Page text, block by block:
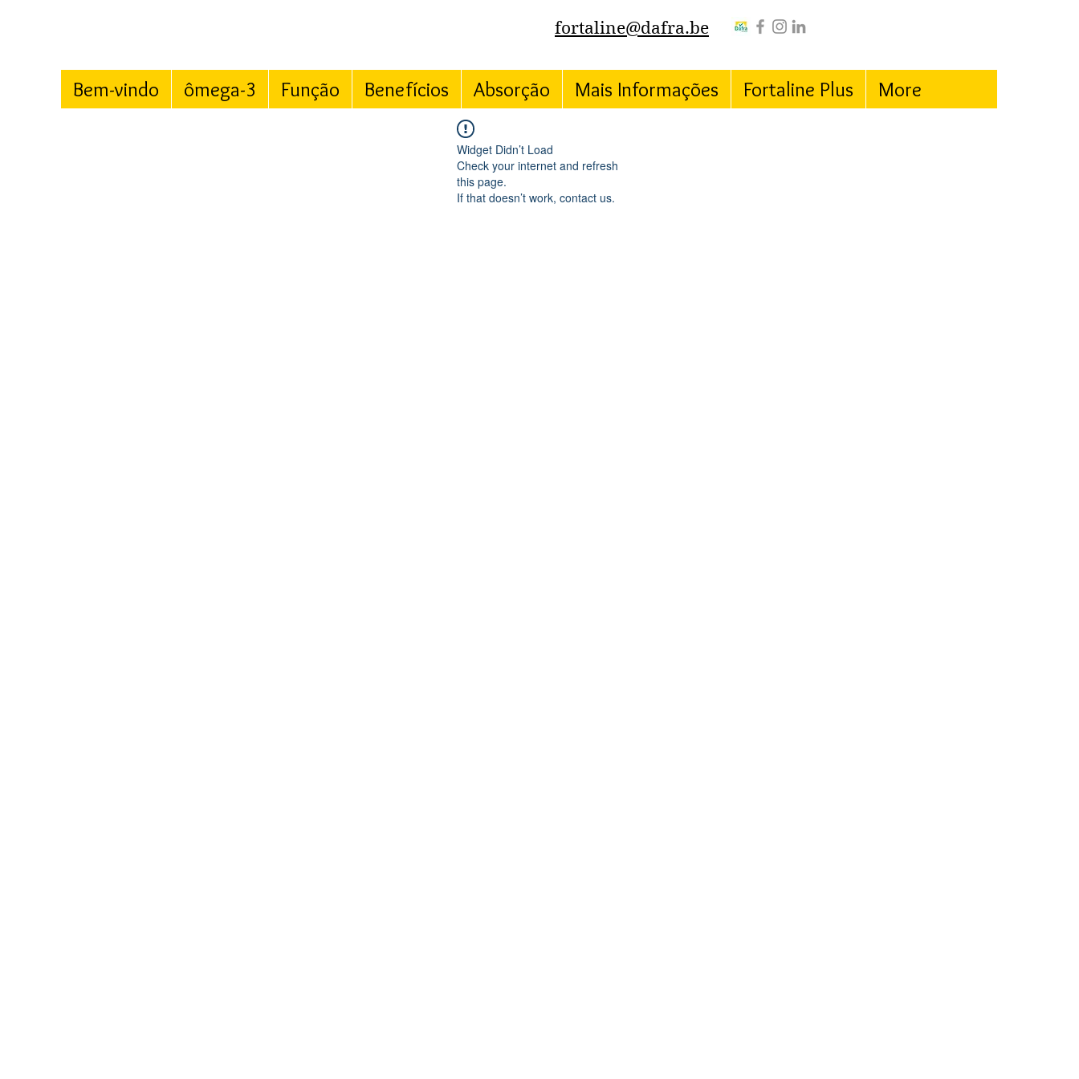
fortaline@dafra.be
Bem-vindo ômega-3 Função Benefícios Absorção Mais Informações Fortaline Plus More
Widget Didn’t Load
Check your internet and refresh
this page.
If that doesn’t work, contact us.